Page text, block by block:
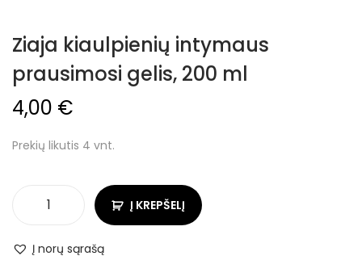
Ziaja kiaulpienių intymaus
prausimosi gelis, 200 ml
4,00 €
Prekių likutis 4 vnt.
Į KREPŠELĮ
Į norų sąrašą